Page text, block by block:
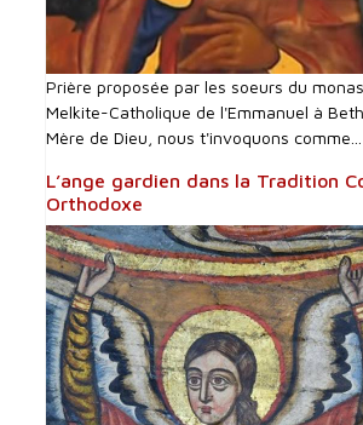
Prière proposée par les soeurs du
Melkite-Catholique de l'Emmanuel à
Mère de Dieu, nous t'invoquons comme...
L’ange gardien dans la Tradition
Orthodoxe